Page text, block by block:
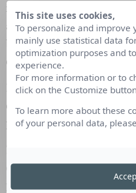
rassurant ainsi sur nos
autorisant à nous ranger
bon droit (on regarde
du voisin, c’est un réflexe
Les proportions que
de communication sont
précisé, incontrôlables.
Du licenciement (en
contraires à la politique
plaintes pour
This site uses cookies,
To personalize and improve
mainly use statistical data
optimization purposes and
experience.
For more information or to
click on the Customize
To learn more about these
of your personal data,